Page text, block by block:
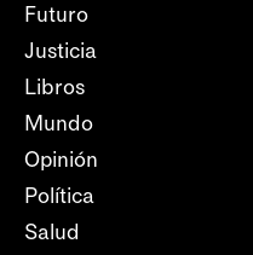
Futuro
Justicia
Libros
Mundo
Opinión
Política
Salud